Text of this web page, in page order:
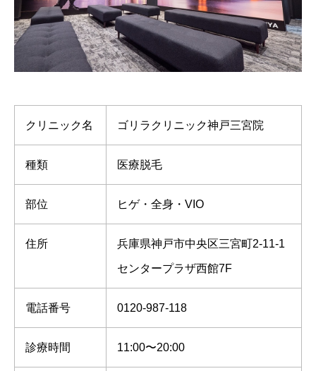
クリニック名 ゴリラクリニック神戸三宮院
種類 医療脱毛
部位 ヒゲ・全身・VIO
住所 兵庫県神戸市中央区三宮町2-11-1
センタープラザ西館7F
電話番号 0120-987-118
診療時間 11:00〜20:00